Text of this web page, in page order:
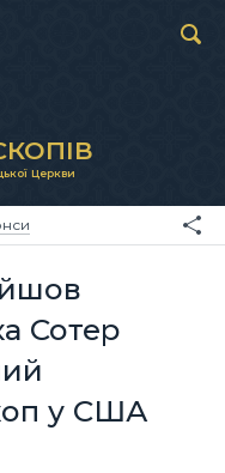
Церкви
Сотер
у США